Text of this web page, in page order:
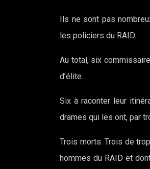
Ils ne sont pas
les policiers du RAID.
Au total, six
d’élite.
Six à raconter leur
drames qui les ont, par
Trois morts. Trois de
hommes du RAID et